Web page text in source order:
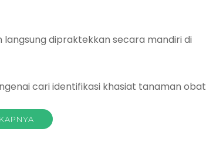
dipraktekkan secara mandiri di
cari identifikasi khasiat tanaman obat